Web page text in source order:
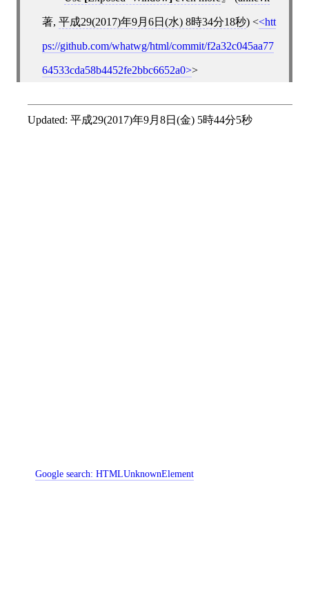
著, 平成29(2017)年9月6日(水) 8時34分18秒) < htt
ps://github.com/whatwg/html/commit/f2a32c045aa77
64533cda58b4452fe2bbc6652a0 >
Updated: 平成29(2017)年9月8日(金) 5時44分5秒
Google search:HTMLUnknownElement